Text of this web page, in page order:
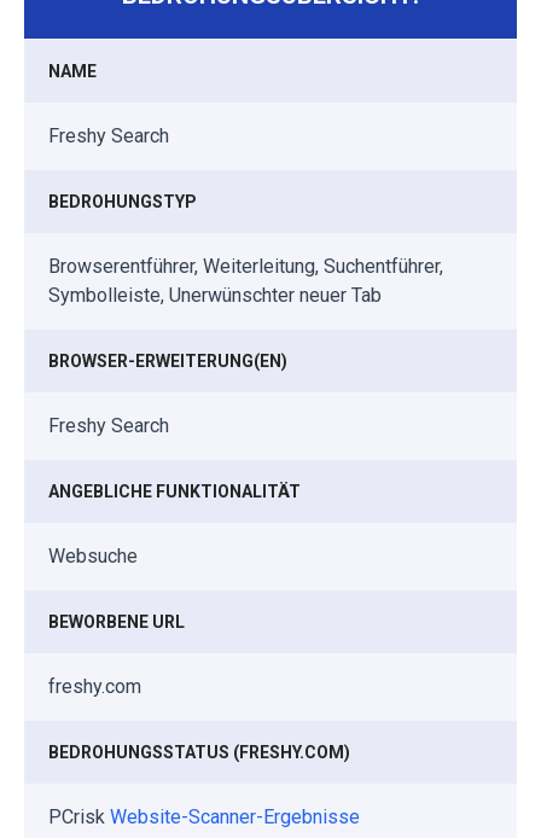
NAME
Freshy Search
BEDROHUNGSTYP
Browserentführer, Weiterleitung, Suchentführer,
Symbolleiste, Unerwünschter neuer Tab
BROWSER-ERWEITERUNG(EN)
Freshy Search
ANGEBLICHE FUNKTIONALITÄT
Websuche
BEWORBENE URL
freshy.com
BEDROHUNGSSTATUS (FRESHY.COM)
PCrisk Website-Scanner-Ergebnisse